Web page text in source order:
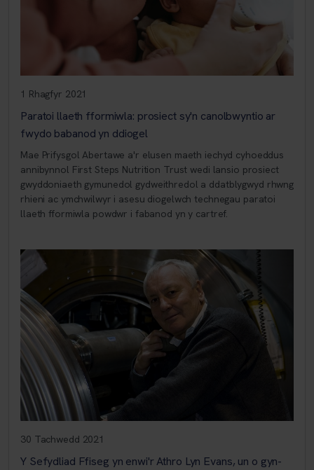
1 Rhagfyr 2021
Paratoi llaeth fformiwla: prosiect sy'n canolbwyntio ar
fwydo babanod yn ddiogel
Mae Prifysgol Abertawe a'r elusen maeth iechyd cyhoeddus
annibynnol First Steps Nutrition Trust wedi lansio prosiect
gwyddoniaeth gymunedol gydweithredol a ddatblygwyd rhwng
rhieni ac ymchwilwyr i asesu diogelwch technegau paratoi
llaeth fformiwla powdwr i fabanod yn y cartref.
30 Tachwedd 2021
Y Sefydliad Ffiseg yn enwi'r Athro Lyn Evans, un o gyn-